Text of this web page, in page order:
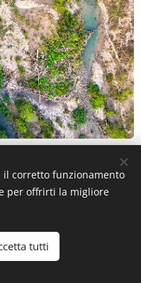
il corretto funzionamento
per offrirti la migliore
tutti